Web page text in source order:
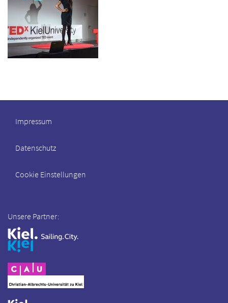
Impressum
Datenschutz
Cookie Einstellungen
Unsere Partner: